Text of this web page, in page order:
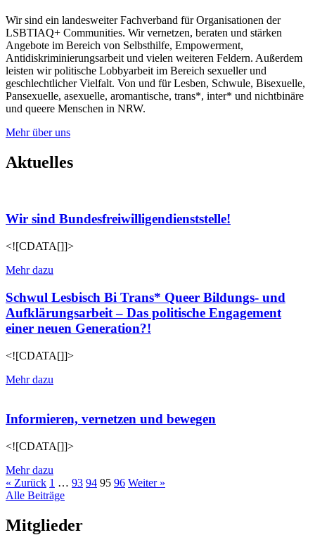
Wir sind ein landesweiter Fachverband für Organisationen der
LSBTIAQ+ Communities. Wir vernetzen, beraten und stärken
Angebote im Bereich von Selbsthilfe, Empowerment,
Antidiskriminierungsarbeit und vielen weiteren Feldern. Außerdem
leisten wir politische Lobbyarbeit im Bereich sexueller und
geschlechtlicher Vielfalt. Von und für Lesben, Schwule, Bisexuelle,
Pansexuelle, asexuelle, aromantische, trans*, inter* und nichtbinäre
und queere Menschen in NRW.
Mehr über uns
Aktuelles
Wir sind Bundesfreiwilligendienststelle!
<![CDATA[]]>
Mehr dazu
Schwul Lesbisch Bi Trans* Queer Bildungs- und
Aufklärungsarbeit – Das politische Engagement
einer neuen Generation?!
<![CDATA[]]>
Mehr dazu
Informieren, vernetzen und bewegen
<![CDATA[]]>
Mehr dazu
« Zurück 1 … 93 94 95 96 Weiter »
Alle Beiträge
Mitglieder